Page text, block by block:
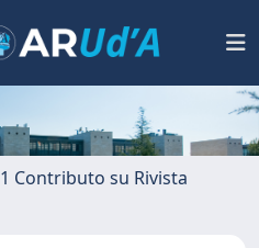
1 Contributo su Rivista